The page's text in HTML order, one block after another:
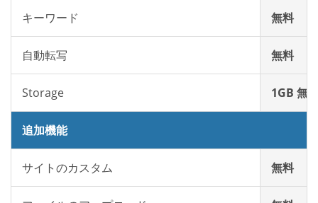
キーワード 無料
自動転写 無料
Storage 1GB 無
追加機能
サイトのカスタム 無料